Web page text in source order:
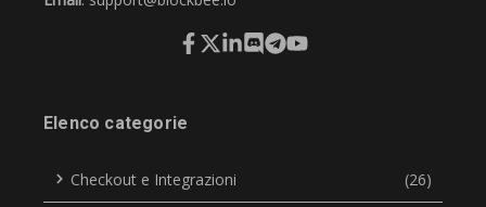
Elenco categorie
Checkout e Integrazioni (26)